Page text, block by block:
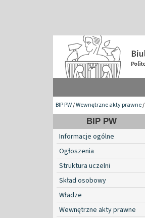
BIP PW/Wewnętrzne akty prawne/
BIP PW
Informacje ogólne
Ogłoszenia
Struktura uczelni
Skład osobowy
Władze
Wewnętrzne akty prawne